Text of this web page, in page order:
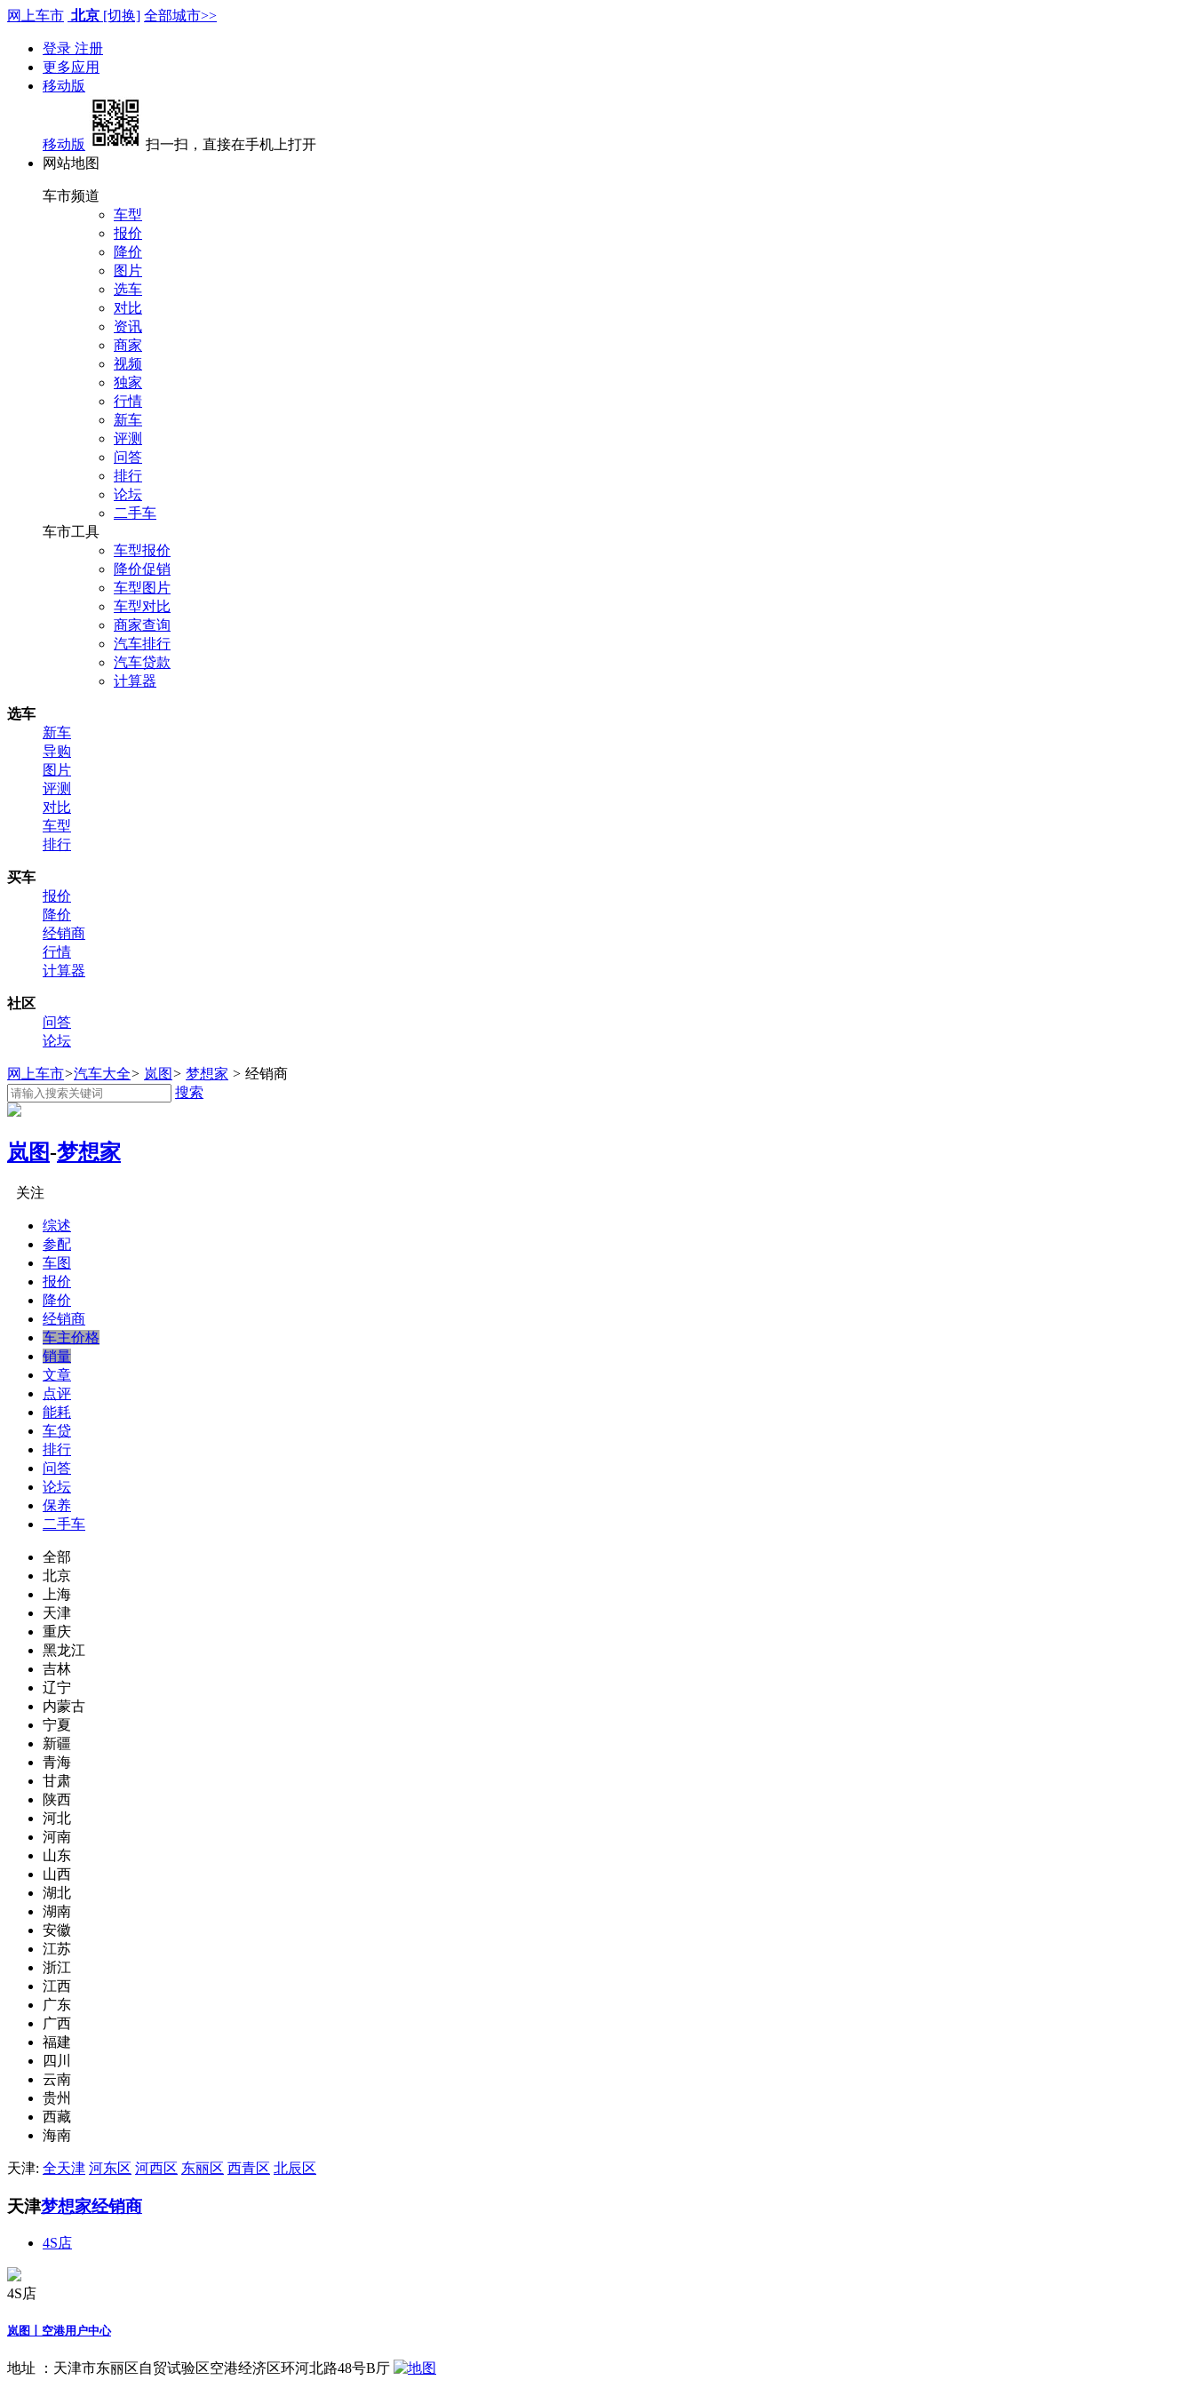
网上车市 北京 [切换] 全部城市>>
登录 注册
更多应用
移动版
移动版
扫一扫，直接在手机上打开
网站地图
车市频道
车型
报价
降价
图片
选车
对比
资讯
商家
视频
独家
行情
新车
评测
问答
排行
论坛
二手车
车市工具
车型报价
降价促销
车型图片
车型对比
商家查询
汽车排行
汽车贷款
计算器
选车
新车
导购
图片
评测
对比
车型
排行
买车
报价
降价
经销商
行情
计算器
社区
问答
论坛
网上车市>汽车大全> 岚图> 梦想家 > 经销商
搜索
岚图-梦想家
关注
综述
参配
车图
报价
降价
经销商
车主价格
销量
文章
点评
能耗
车贷
排行
问答
论坛
保养
二手车
全部
北京
上海
天津
重庆
黑龙江
吉林
辽宁
内蒙古
宁夏
新疆
青海
甘肃
陕西
河北
河南
山东
山西
湖北
湖南
安徽
江苏
浙江
江西
广东
广西
福建
四川
云南
贵州
西藏
海南
天津: 全天津 河东区 河西区 东丽区 西青区 北辰区
天津梦想家经销商
4S店
4S店
岚图丨空港用户中心
地址 ： 天津市东丽区自贸试验区空港经济区环河北路48号B厅